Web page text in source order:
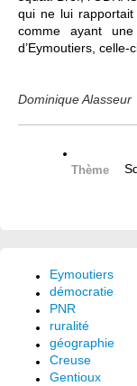
qui ne lui rapportait
comme ayant
d’Eymoutiers, celle-
Dominique Alasseur
Thème
Eymoutiers
démocratie
PNR
ruralité
géographie
Creuse
Gentioux